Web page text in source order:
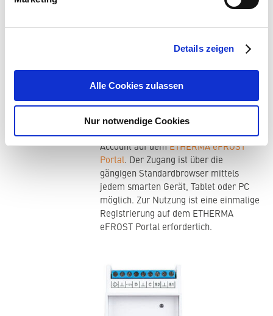
Details zeigen
Alle Cookies zulassen
Nur notwendige Cookies
handelsüblichen DSL/UMTS Router
und einen Antennenanschluss. Die
ETHERMA Online-Portal eFROST
Die Nutzung der Funktionen des
Internet-Gateway erfolgt über einen
Account auf demETHERMA eFROST
Portal. Der Zugang ist über die
gängigen Standardbrowser mittels
jedem smarten Gerät, Tablet oder PC
möglich. Zur Nutzung ist eine einmalige
Registrierung auf dem ETHERMA
eFROST Portal erforderlich.